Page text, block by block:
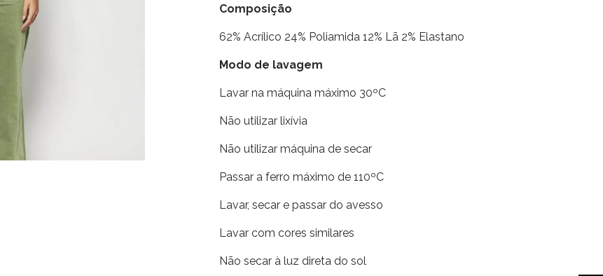
Composição
62% Acrílico 24% Poliamida 12% Lã 2% Elastano
Modo de lavagem
Lavar na máquina máximo 30ºC
Não utilizar lixívia
Não utilizar máquina de secar
Passar a ferro máximo de 110ºC
Lavar, secar e passar do avesso
Lavar com cores similares
Não secar à luz direta do sol